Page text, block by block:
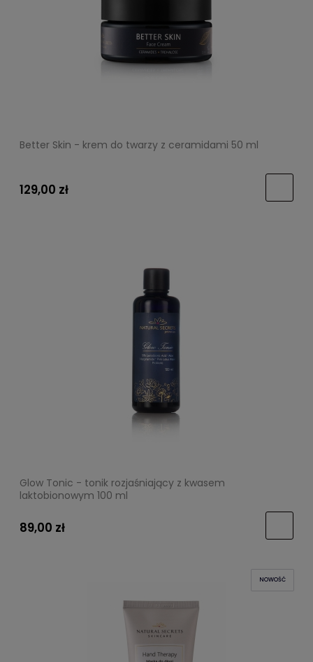
Better Skin - krem do twarzy z ceramidami 50 ml
129,00 zł
Glow Tonic - tonik rozjaśniający z kwasem
laktobionowym 100 ml
89,00 zł
NOWOŚĆ